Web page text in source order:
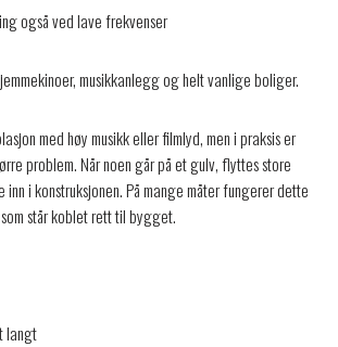
også ved lave frekvenser
musikkanlegg og helt vanlige boliger.
med høy musikk eller filmlyd, men i praksis er
problem. Når noen går på et gulv, flyttes store
i konstruksjonen. På mange måter fungerer dette
står koblet rett til bygget.
langt